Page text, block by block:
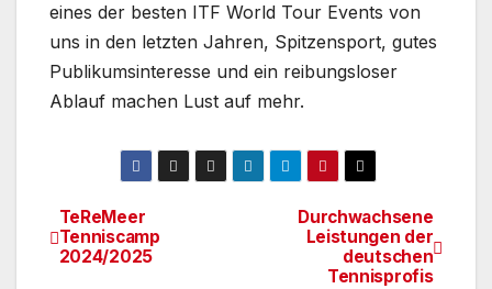
eines der besten ITF World Tour Events von
uns in den letzten Jahren, Spitzensport, gutes
Publikumsinteresse und ein reibungsloser
Ablauf machen Lust auf mehr.
BeitragsnavigationDurchwachsene
Leistungen der
deutschen
Tennisprofis
TeReMeer
Tenniscamp
2024/2025